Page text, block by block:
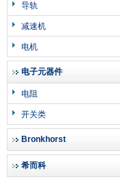
导轨
减速机
电机
电子元器件
电阻
开关类
Bronkhorst
希而科